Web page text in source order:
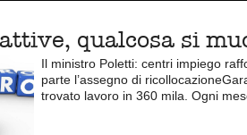
qualcosa si
Il ministro Poletti: centri impiego
parte l’assegno di
trovato lavoro in 360 mila. Ogni